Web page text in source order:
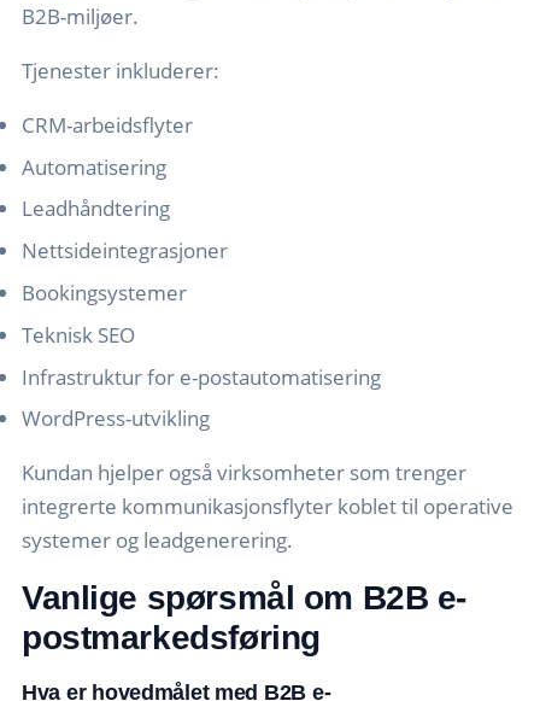
B2B-miljøer.
Tjenester inkluderer:
CRM-arbeidsflyter
Automatisering
Leadhåndtering
Nettsideintegrasjoner
Bookingsystemer
Teknisk SEO
Infrastruktur for e-postautomatisering
WordPress-utvikling
Kundan hjelper også virksomheter som trenger
integrerte kommunikasjonsflyter koblet til operative
systemer og leadgenerering.
Vanlige spørsmål om B2B e-
postmarkedsføring
Hva er hovedmålet med B2B e-